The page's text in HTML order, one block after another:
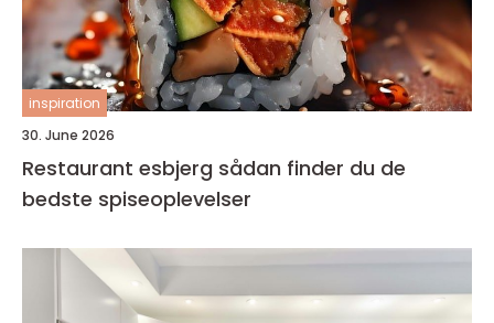
inspiration
30. June 2026
Restaurant esbjerg sådan finder du de
bedste spiseoplevelser